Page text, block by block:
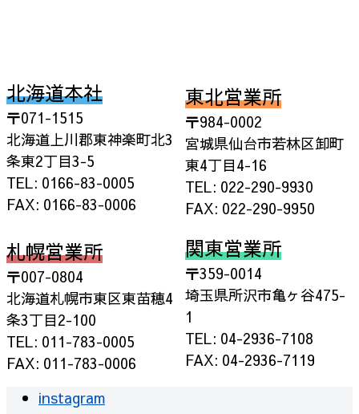
北海道本社
〒071-1515
北海道上川郡東神楽町北3
条東2丁目3-5
TEL: 0166-83-0005
FAX: 0166-83-0006
札幌営業所
〒007-0804
北海道札幌市東区東苗穂4
条3丁目2-100
TEL: 011-783-0005
FAX: 011-783-0006
東北営業所
〒984-0002
宮城県仙台市若林区卸町
東4丁目4-16
TEL: 022-290-9930
FAX: 022-290-9950
関東営業所
〒359-0014
埼玉県所沢市亀ヶ谷475-
1
TEL: 04-2936-7108
FAX: 04-2936-7119
instagram